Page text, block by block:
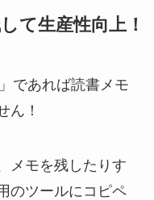
て生産性向上！
であれば読書メモ
ん！
メモを残したりす
のツールにコピペ